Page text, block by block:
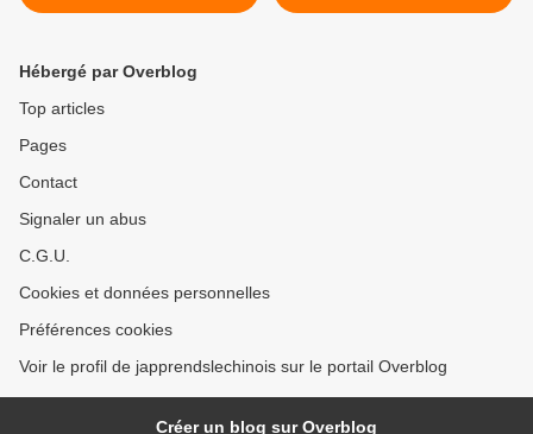
Hébergé par Overblog
Top articles
Pages
Contact
Signaler un abus
C.G.U.
Cookies et données personnelles
Préférences cookies
Voir le profil de japprendslechinois sur le portail Overblog
Créer un blog sur Overblog